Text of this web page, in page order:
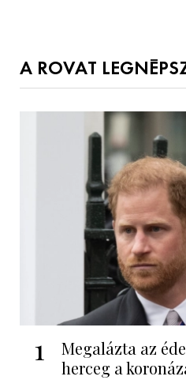
A ROVAT
1
Megalázta az
herceg a